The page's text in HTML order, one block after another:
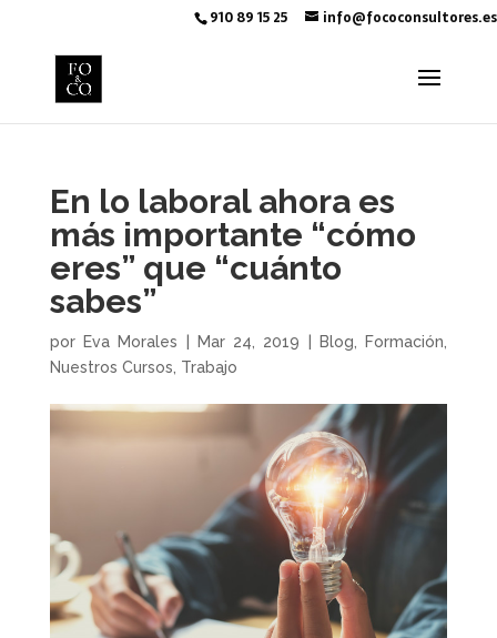
910 89 15 25 info@fococonsultores.es
En lo laboral ahora es
más importante “cómo
eres” que “cuánto
sabes”
por Eva Morales Mar 24, 2019 Blog Formación
Nuestros Cursos Trabajo